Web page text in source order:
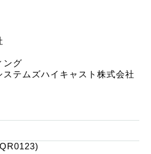
ング
テムズハイキャスト株式会社